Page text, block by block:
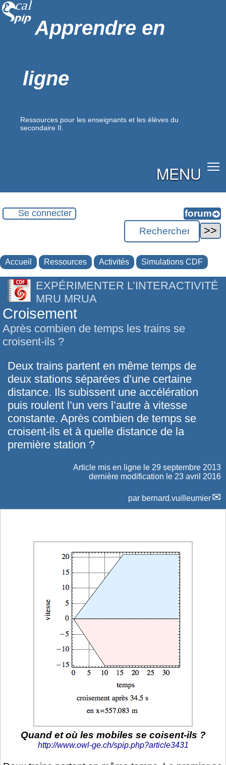
Apprendre en
ligne
Ressources pour les enseignants et les élèves du
secondaire II.
MENU
Se connecter
Accueil Ressources Activités Simulations CDF
EXPÉRIMENTER L’INTERACTIVITÉ
MRU MRUA
Croisement
Après combien de temps les trains se
croisent-ils ?
Deux trains partent en même temps de
deux stations séparées d’une certaine
distance. Ils subissent une accélération
puis roulent l’un vers l’autre à vitesse
constante. Après combien de temps se
croisent-ils et à quelle distance de la
première station ?
Article mis en ligne le 29 septembre 2013
dernière modification le 23 avril 2016
par bernard.vuilleumier
Quand et où les mobiles se coisent-ils ?
http://www.owl-ge.ch/spip.php?article3431